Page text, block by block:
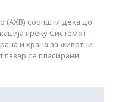
(АХВ) соопшти дека до
преку Системот
и храна за животни
пазар се пласирани